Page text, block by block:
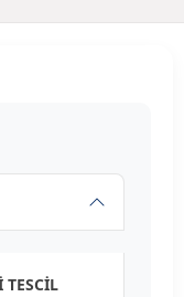
TESCİL